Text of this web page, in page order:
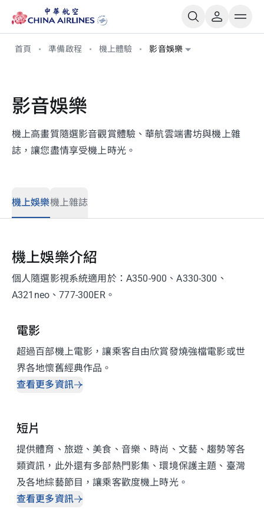
首頁 準備啟程 機上體驗 影音娛樂
影音娛樂
機上高畫質隨選影音觀賞體驗、華航雲端書坊與機上雜
誌，讓您盡情享受機上時光。
機上娛樂機上雜誌
機上娛樂介紹
個人隨選影視系統適用於：A350-900、A330-300、
A321neo、777-300ER。
電影
超過百部機上電影，讓乘客自由欣賞發燒強檔電影或世
界各地懷舊經典作品。
查看更多資訊
短片
提供體育、旅遊、美食、音樂、時尚、文藝、趨勢等各
類資訊，此外還有多部熱門影集、環境保護主題、臺灣
及各地綜藝節目，讓乘客歡度機上時光。
查看更多資訊